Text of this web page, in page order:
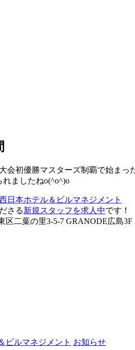
会初優勝マスターズ制覇で始ま
ましたねo(^o^)o
日本ホテル＆ビルマネジメント
さる新規スタッフを求人中です！
二葉の里3-5-7 GRANODE広島3F
ビルマネジメント お知らせ